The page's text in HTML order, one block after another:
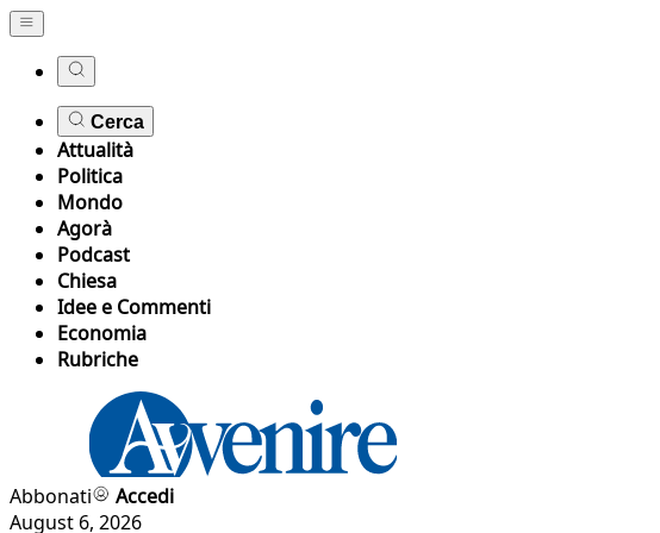
Cerca
Attualità
Politica
Mondo
Agorà
Podcast
Chiesa
Idee e Commenti
Economia
Rubriche
Abbonati
Accedi
August 6, 2026